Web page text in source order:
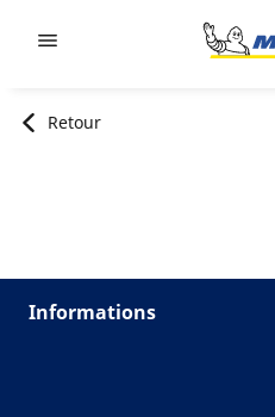
Retour
Informations